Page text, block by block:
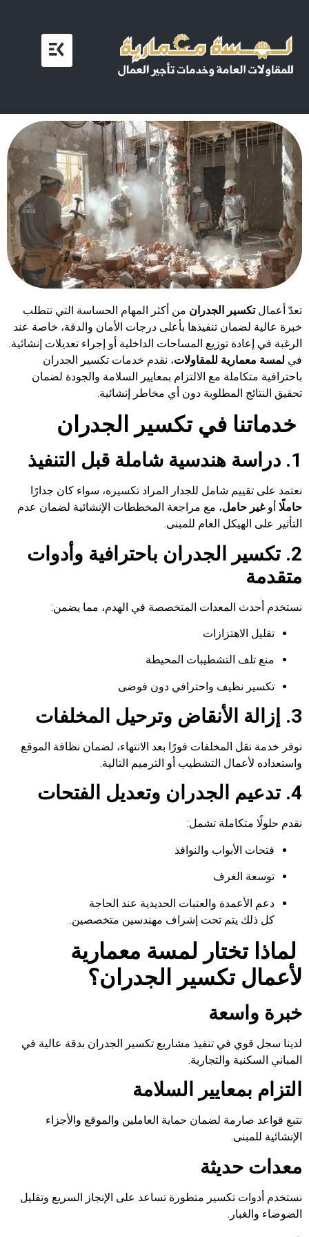
تعدّ أعمالتكسير الجدران من أكثر المهام الحساسة التي تتطلب
خبرة عالية لضمان تنفيذها بأعلى درجات الأمان والدقة، خاصة عند
الرغبة في إعادة توزيع المساحات الداخلية أو إجراء تعديلات إنشائية.
في لمسة معمارية للمقاولات، نقدم خدمات تكسير الجدران
باحترافية متكاملة مع الالتزام بمعايير السلامة والجودة لضمان
تحقيق النتائج المطلوبة دون أي مخاطر إنشائية.
خدماتنا في تكسير الجدران
1. دراسة هندسية شاملة قبل التنفيذ
نعتمد على تقييم شامل للجدار المراد تكسيره، سواء كان جدارًا
حاملًا أوغير حامل، مع مراجعة المخططات الإنشائية لضمان عدم
التأثير على الهيكل العام للمبنى.
2. تكسير الجدران باحترافية وأدوات
متقدمة
نستخدم أحدث المعدات المتخصصة في الهدم، مما يضمن:
تقليل الاهتزازات
منع تلف التشطيبات المحيطة
تكسير نظيف واحترافي دون فوضى
3. إزالة الأنقاض وترحيل المخلفات
نوفر خدمة نقل المخلفات فورًا بعد الانتهاء، لضمان نظافة الموقع
واستعداده لأعمال التشطيب أو الترميم التالية.
4. تدعيم الجدران وتعديل الفتحات
نقدم حلولًا متكاملة تشمل:
فتحات الأبواب والنوافذ
توسعة الغرف
دعم الأعمدة والعتبات الحديدية عند الحاجة
كل ذلك يتم تحت إشراف مهندسين متخصصين.
لماذا تختار لمسة معمارية
لأعمال تكسير الجدران؟
خبرة واسعة
لدينا سجل قوي في تنفيذ مشاريع تكسير الجدران بدقة عالية في
المباني السكنية والتجارية.
التزام بمعايير السلامة
نتبع قواعد صارمة لضمان حماية العاملين والموقع والأجزاء
الإنشائية للمبنى.
معدات حديثة
نستخدم أدوات تكسير متطورة تساعد على الإنجاز السريع وتقليل
الضوضاء والغبار.